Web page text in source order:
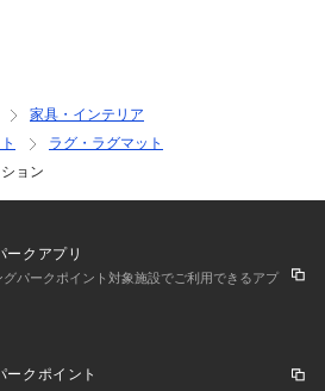
家具・インテリア
ラグ・ラグマット
ョン
ークアプリ
パークポイント対象施設でご利用できるアプ
ークポイント